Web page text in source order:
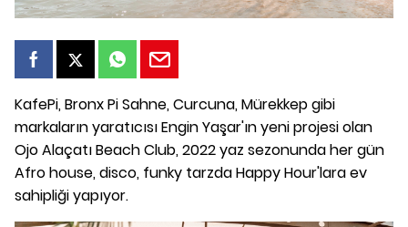
KafePi, Bronx Pi Sahne, Curcuna, Mürekkep gibi
markaların yaratıcısı Engin Yaşar'ın yeni projesi olan
Ojo Alaçatı Beach Club, 2022 yaz sezonunda her gün
Afro house, disco, funky tarzda Happy Hour'lara ev
sahipliği yapıyor.